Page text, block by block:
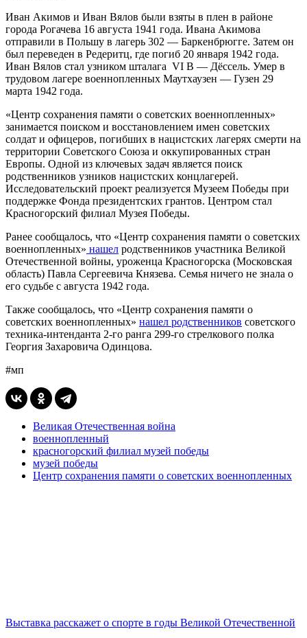
Иван Акимов и Иван Вялов были взяты в плен в районе
города Рогачева 16 августа 1941 года. Ивана Акимова
отправили в Польшу в лагерь 302 — Баркенбрюгге. Затем он
был переведен в Редеритц, где погиб 20 января 1942 года.
Иван Вялов стал узником шталага VI B — Дёссель. Умер в
трудовом лагере военнопленных Маутхаузен — Гузен 29
марта 1942 года.
«Центр сохранения памяти о советских военнопленных»
занимается поиском и восстановлением имен советских
солдат и офицеров, погибших в нацистских лагерях смерти на
территории Советского Союза и оккупированных стран
Европы. Одной из ключевых задач является поиск
родственников узников нацистских концлагерей.
Исследовательский проект реализуется Музеем Победы при
поддержке Фонда президентских грантов. Центром стал
Красногорский филиал Музея Победы.
Ранее сообщалось, что «Центр сохранения памяти о советских
военнопленных» нашел родственников участника Великой
Отечественной войны, уроженца Красногорска (Московская
область) Павла Сергеевича Князева. Семья ничего не знала о
его судьбе с августа 1942 года.
Также сообщалось, что «Центр сохранения памяти о
советских военнопленных» нашел родственников советского
техника-интенданта 2-го ранга 299-го стрелкового полка
Георгия Захаровича Одинцова.
#мп
Великая Отечественная война
военнопленный
красногорский филиал музей победы
музей победы
Центр сохранения памяти о советских военнопленных
Выставка расскажет о спорте в годы Великой Отечественной